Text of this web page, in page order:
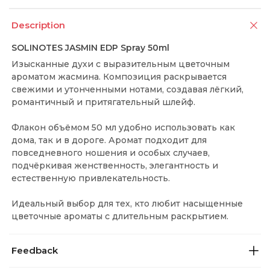
Description
SOLINOTES JASMIN EDP Spray 50ml
Изысканные духи с выразительным цветочным
ароматом жасмина. Композиция раскрывается
свежими и утонченными нотами, создавая лёгкий,
романтичный и притягательный шлейф.
Флакон объёмом 50 мл удобно использовать как
дома, так и в дороге. Аромат подходит для
повседневного ношения и особых случаев,
подчёркивая женственность, элегантность и
естественную привлекательность.
Идеальный выбор для тех, кто любит насыщенные
цветочные ароматы с длительным раскрытием.
Feedback